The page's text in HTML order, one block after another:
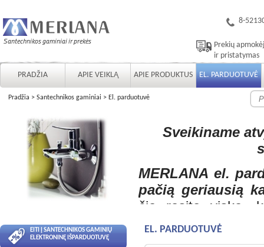
8-
Prekių
ir pristatymas
PRADŽIA APIE VEIKLĄ APIE PRODUKTUS EL. PARDUOTUVĖ
Pradžia > Santechnikos gaminiai > El. parduotuvė
Sveikiname
MERLANA el.
pačią geriausią
čia rasite viską,
geriausią kainos-
EITI Į SANTECHNIKOS GAMINIŲ
ELEKTRONINĘ IŠPARDUOTUVĘ
EL. PARDUOTUVĖ